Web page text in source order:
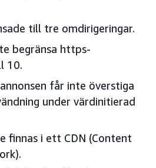
till tre omdirigeringar.
begränsa https-
10.
får inte överstiga
under värdinitierad
finnas i ett CDN (Content